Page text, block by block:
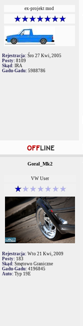
ex-projekt mod
Rejestracja: Śro 27 Kwi, 2005
Posty: 8109
Skąd: IRA
Gadu-Gadu: 5988786
Goral_Mk2
VW User
Rejestracja: Wto 21 Kwi, 2009
Posty: 183
Skąd: Smętowo Graniczne
Gadu-Gadu: 4196845
Auto: Typ 19E